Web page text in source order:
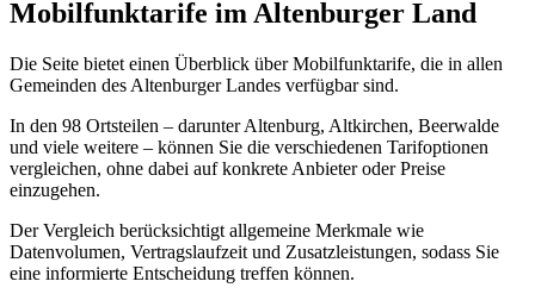
Mobilfunktarife im Altenburger Land
Die Seite bietet einen Überblick über Mobilfunktarife, die in allen
Gemeinden des Altenburger Landes verfügbar sind.
In den 98 Ortsteilen – darunter Altenburg, Altkirchen, Beerwalde
und viele weitere – können Sie die verschiedenen Tarifoptionen
vergleichen, ohne dabei auf konkrete Anbieter oder Preise
einzugehen.
Der Vergleich berücksichtigt allgemeine Merkmale wie
Datenvolumen, Vertragslaufzeit und Zusatzleistungen, sodass Sie
eine informierte Entscheidung treffen können.